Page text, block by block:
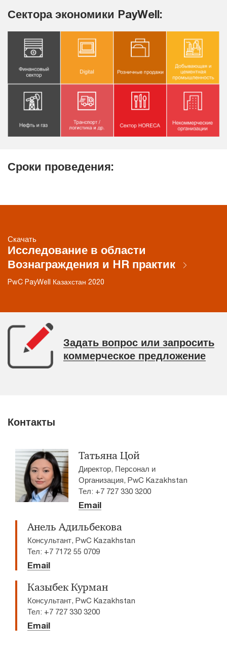
Сектора экономики PayWell:
Сроки проведения:
Скачать
Исследование в области
Вознаграждения и HR практик
PwC PayWell Казахстан 2020
Задать вопрос или запросить
коммерческое предложение
Контакты
Татьяна Цой
Директор, Персонал и
Организация, PwC Kazakhstan
Тел: +7 727 330 3200
Email
Анель Адильбекова
Консультант, PwC Kazakhstan
Тел: +7 7172 55 0709
Email
Казыбек Курман
Консультант, PwC Kazakhstan
Тел: +7 727 330 3200
Email